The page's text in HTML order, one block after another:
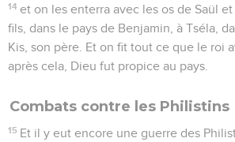
14 et on les enterra avec les os de Saül
fils, dans le pays de Benjamin, à Tséla,
Kis, son père. Et on fit tout ce que le roi
après cela, Dieu fut propice au pays.
Combats contre les Philistins
15 Et il y eut encore une guerre des